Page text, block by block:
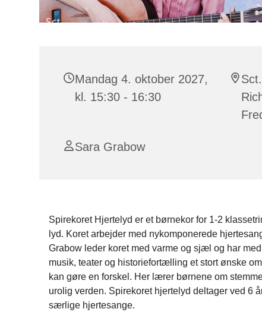
Mandag 4. oktober 2027,
kl. 15:30 - 16:30
Sara Grabow
Spirekoret Hjertelyd er et børnekor for 1-2
lyd. Koret arbejder med nykomponerede
Grabow leder koret med varme og sjæl og har
musik, teater og historiefortælling et stort ønske
kan gøre en forskel. Her lærer børnene om
urolig verden. Spirekoret hjertelyd deltager ved 6
særlige hjertesange.